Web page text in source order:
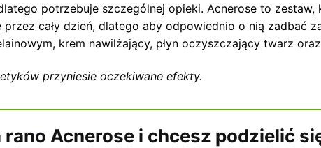
potrzebuje szczególnej opieki. Acnerose to
cały dzień, dlatego aby odpowiednio o nią zadbać
krem nawilżający, płyn oczyszczający twarz
przyniesie oczekiwane efekty.
rano Acnerose i chcesz podzielić